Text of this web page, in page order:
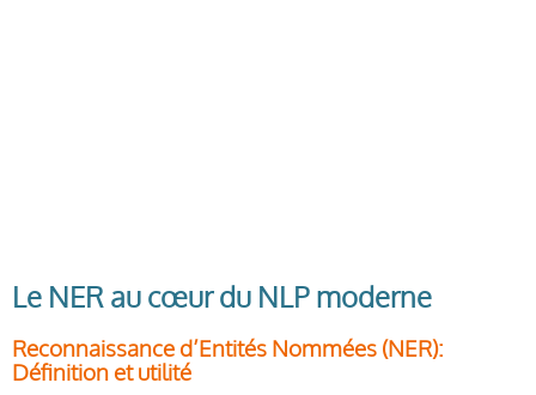
Le NER au cœur du NLP moderne
Reconnaissance d’Entités Nommées (NER):
Définition et utilité